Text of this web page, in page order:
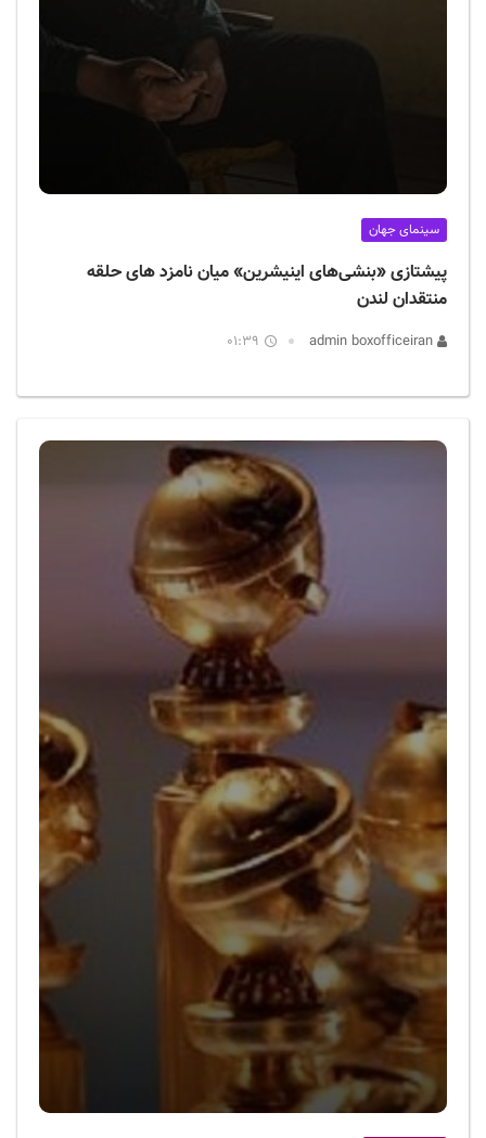
سینمای جهان
پیشتازی «بنشی‌های اینیشرین» میان نامزد های حلقه
منتقدان لندن
01:39